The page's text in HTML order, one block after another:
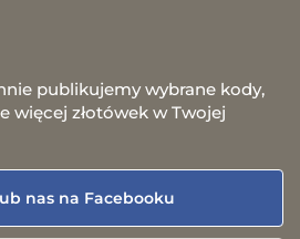
publikujemy wybrane kody,
więcej złotówek w Twojej
nas na Facebooku